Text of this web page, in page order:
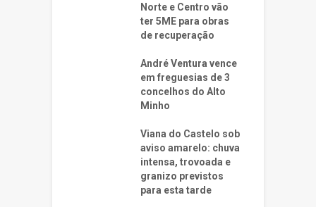
Norte e Centro vão
ter 5ME para obras
de recuperação
André Ventura vence
em freguesias de 3
concelhos do Alto
Minho
Viana do Castelo sob
aviso amarelo: chuva
intensa, trovoada e
granizo previstos
para esta tarde